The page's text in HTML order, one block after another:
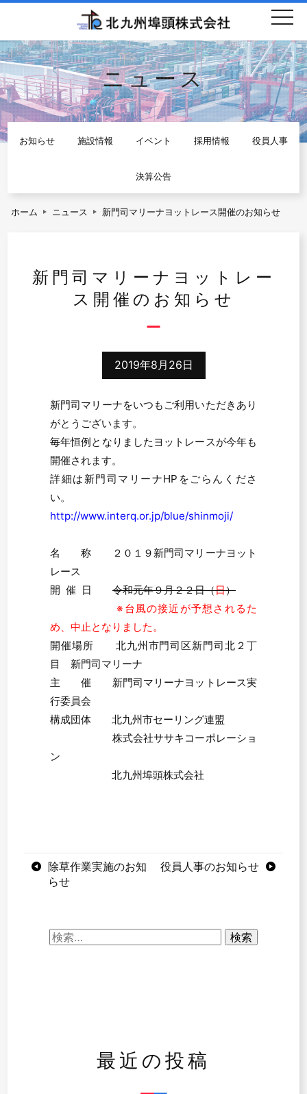
ニュース
お知らせ 施設情報 イベント 採用情報 役員人事
決算公告
ホーム ニュース 新門司マリーナヨットレース開催のお知らせ
新門司マリーナヨットレー
ス開催のお知らせ
2019年8月26日
新門司マリーナをいつもご利用いただきあり
がとうございます。
毎年恒例となりましたヨットレースが今年も
開催されます。
詳細は 新門司マリーナHP をごらんくださ
い。
http://www.interq.or.jp/blue/shinmoji/
名 称 ２０１９新門司マリーナヨット
レース
開 催 日 令和元年９月２２日（日）
※台風の接近が予想されるた
め、中止となりました。
開催場所 北九州市門司区新門司北２丁
目 新門司マリーナ
主 催 新門司マリーナヨットレース実
行委員会
構成団体 北九州市セーリング連盟
株式会社ササキコーポレーショ
ン
北九州埠頭株式会社
投 除草作業実施のお知
らせ
役員人事のお知らせ
検
最近の投稿